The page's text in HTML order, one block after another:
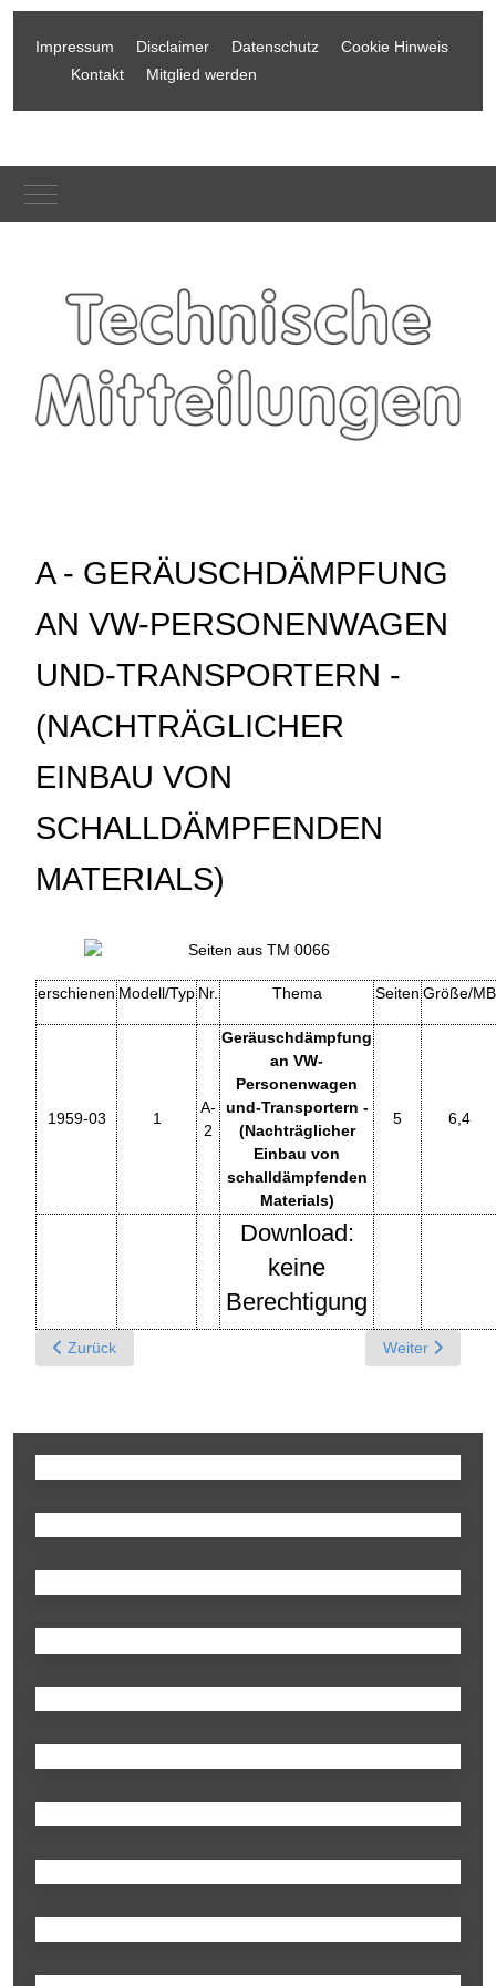
Impressum Disclaimer Datenschutz
Cookie Hinweis
Kontakt
Mitglied werden
Mobile Menu Toggle
A - GERÄUSCHDÄMPFUNG
AN VW-PERSONENWAGEN
UND-TRANSPORTERN -
(NACHTRÄGLICHER
EINBAU VON
SCHALLDÄMPFENDEN
MATERIALS)
erschienen Modell/Typ Nr. Thema Seiten Größe/MB
1959-03 1
A-
2
Geräuschdämpfung
an VW-
Personenwagen
und-Transportern -
(Nachträglicher
Einbau von
schalldämpfenden
Materials)
5 6,4
Download:
keine
Berechtigung
Previous article: A - Ausstellbare Seitenfenster für Transporter
Zurück Next article: A -
Weiter